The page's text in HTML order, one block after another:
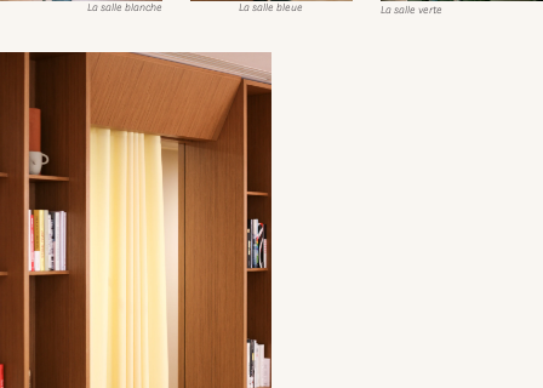
La salle blanche La salle bleue La salle verte